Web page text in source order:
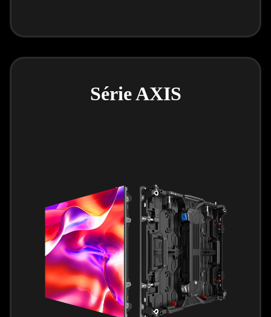
Série AXIS